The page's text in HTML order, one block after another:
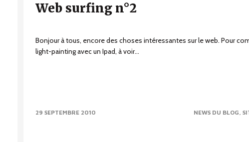
Web surfing n°2
Bonjour à tous, encore des choses intéressantes sur le web. Pour
light-painting avec un Ipad, à voir...
29 SEPTEMBRE 2010 NEWS DU BLOG